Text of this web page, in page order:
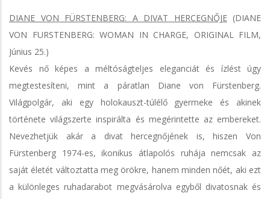
DIANE VON FÜRSTENBERG: A DIVAT HERCEGNŐJE(DIANE
VON FURSTENBERG: WOMAN IN CHARGE, ORIGINAL FILM,
Június 25.)
Kevés nő képes a méltóságteljes eleganciát és ízlést úgy
megtestesíteni, mint a páratlan Diane von Fürstenberg.
Világpolgár, aki egy holokauszt-túlélő gyermeke és akinek
története világszerte inspirálta és megérintette az embereket.
Nevezhetjük akár a divat hercegnőjének is, hiszen Von
Fürstenberg 1974-es, ikonikus átlapolós ruhája nemcsak az
saját életét változtatta meg örökre, hanem minden nőét, aki ezt
a különleges ruhadarabot megvásárolva egyből divatosnak és